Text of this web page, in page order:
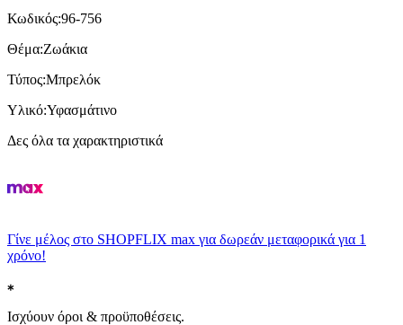
Κωδικός:96-756
Θέμα:Ζωάκια
Τύπος:Μπρελόκ
Υλικό:Υφασμάτινο
Δες όλα τα χαρακτηριστικά
Γίνε μέλος στο SHOPFLIX max για δωρεάν μεταφορικά για 1
χρόνο!
Ισχύουν όροι & προϋποθέσεις.